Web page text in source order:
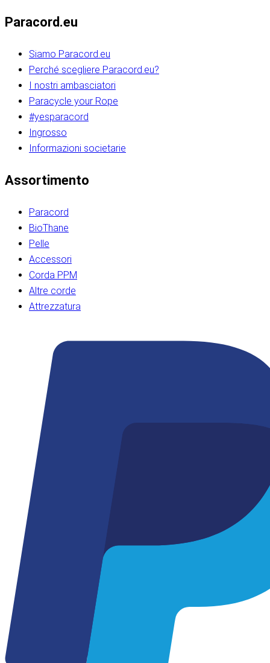
Paracord.eu
Siamo Paracord.eu
Perché scegliere Paracord.eu?
I nostri ambasciatori
Paracycle your Rope
#yesparacord
Ingrosso
Informazioni societarie​​​​‌ ‍ ​‍​‍‌‍ ‌ ​‍‌‍‍‌‌‍‌ ‌‍‍‌‌‍ ‍​‍​‍​ ‍‍​‍​‍‌ ​ ‌‍​‌‌‍ ‍‌‍‍‌‌ ‌​‌ ‍‌​‍ ‍‌‍‍‌‌‍ ​‍​‍​‍ ​​‍​‍‌‍‍​‌ ​‍‌‍‌‌‌‍‌‍​‍​‍​ ‍‍​‍​‍‌‍‍​‌ ‌​‌ ‌​‌ ​​‌ ​ ​ ‍‍​‍ ​‍ ‌ ​​‌‍​‌‌ ​‍‌‍​‌‌‍​ ‌‍ ‌ ​‍‌‍‌​​‍ ‍‌ ​ ‌‍​‌‌‍ ‍‌‍‍‌‌ ‌​‌ ‍‌​‍ ‍‌ ​ ‌ ‌​‌ ‌‌‌‍‌​‌‍‍‌‌‍ ​‍ ‌‍‍‌‌‍ ‍‌ ‌​‌‍‌‌‌‍ ‍‌ ‌​​‍ ‌‍‌‌‌‍‌​‌‍‍‌‌ ‌​​‍ ‌‍ ‌‌‍ ‌‍‌​‌‍‌‌​ ‌‌ ​​‌ ​‍‌‍‌‌‌ ​ ‌‍‌‌‌‍ ‍‌ ‌​‌‍​‌‌ ‌​‌‍‍‌‌‍ ‌‍ ‍​ ‍ ‌‍‍‌‌‍‌​​ ‌‌‍‌‍‌‍ ‌‍ ‌ ‌​‌‍‌‌‌ ​‍​‍ ‌‌‍​‍‌ ​‍‌‍​‌‌‍ ‍‌‍‌​​‍ ‌‌‍‍‌‌‍ ‌‌ ​​‌ ​‍‌‍‍‌‌‍ ‍‌ ‌​​ ‍ ‌ ‌​‌ ‍‌‌ ​​‌‍‌‌​ ‌‌ ‌​‌ ​‍‌‍​‌‌‍ ‍‌ ​ ‌‍ ​‌‍​‌‌ ‌​‌‍‌‌‌‍‌​​‍ ‌‌‍ ‌‌‍‌‌‌ ​ ‌ ​ ‌‍​‌‌‍‌ ‌‍‌‌​ ‍ ‌ ​​‌‍​‌‌ ‌​‌‍‍​​ ‌‌ ‌‍‌‍​‌‌‍ ​‌ ‌‌‌‍‌‌​‍ ‍‌‍‍‌‌ ‌​‌‌ ‌​‍‌‌‌‌​​ ‌‍​‍‌‍​‌‌ ​ ‌‍‌‌‌‌‌‌‌ ​‍‌‍ ​​ ‌‌‍‍​‌ ‌​‌ ‌​‌ ​​‌ ​ ​‍‌‌​ ​ ‌​​‌​‍‌‌​ ​‍‌​‌‍​‍‌‌​ ​‍‌​‌‍‌ ​​‌‍​‌‌ ​‍‌‍​‌‌‍​ ‌‍ ‌ ​‍‌‍‌​​‍ ‍‌ ​ ‌‍​‌‌‍ ‍‌‍‍‌‌ ‌​‌ ‍‌​‍ ‍‌ ​ ‌ ‌​‌ ‌‌‌‍‌​‌‍‍‌‌‍ ​‍‌‍‌‍‍‌‌‍‌​​ ‌‌‍‌‍‌‍ ‌‍ ‌ ‌​‌‍‌‌‌ ​‍​‍ ‌‌‍​‍‌ ​‍‌‍​‌‌‍ ‍‌‍‌​​‍ ‌‌‍‍‌‌‍ ‌‌ ​​‌ ​‍‌‍‍‌‌‍ ‍‌ ‌​​‍‌‍‌ ‌​‌ ‍‌‌ ​​‌‍‌‌​ ‌‌ ‌​‌ ​‍‌‍​‌‌‍ ‍‌ ​ ‌‍ ​‌‍​‌‌ ‌​‌‍‌‌‌‍‌​​‍ ‌‌‍ ‌‌‍‌‌‌ ​ ‌ ​ ‌‍​‌‌‍‌ ‌‍‌‌​‍‌‍‌ ​​‌‍​‌‌ ‌​‌‍‍​​ ‌‌ ‌‍‌‍​‌‌‍ ​‌ ‌‌‌‍‌‌​‍ ‍‌‍‍‌‌ ‌​‌‌ ‌​‍‌‌‌‌​​‍‌‍‌ ​​‌‍‌‌‌ ​‍‌ ​ ‌ ​​‌‍‌‌‌‍​ ‌ ‌​‌‍‍‌‌ ‌‍‌‍‌‌​ ‌‌ ​​‌ ‌‌‌‍​‍‌‍ ​‌‍‍‌‌ ​ ‌‍‍​‌‍‌‌‌‍‌​​‍​‍‌ ‌​​​​‌ ‍ ​‍​‍‌‍ ‌ ​‍‌‍‍‌‌‍‌ ‌‍‍‌‌‍ ‍​‍​‍​ ‍‍​‍​‍‌ ​ ‌‍​‌‌‍ ‍‌‍‍‌‌ ‌​‌ ‍‌​‍ ‍‌‍‍‌‌‍ ​‍​‍​‍ ​​‍​‍‌‍‍​‌ ​‍‌‍‌‌‌‍‌‍​‍​‍​ ‍‍​‍​‍‌‍‍​‌ ‌​‌ ‌​‌ ​​‌ ​ ​ ‍‍​‍ ​‍ ‌ ​​‌‍​‌‌ ​‍‌‍​‌‌‍​ ‌‍ ‌ ​‍‌‍‌​​‍ ‍‌ ​ ‌‍​‌‌‍ ‍‌‍‍‌‌ ‌​‌ ‍‌​‍ ‍‌ ​ ‌ ‌​‌ ‌‌‌‍‌​‌‍‍‌‌‍ ​‍ ‌‍‍‌‌‍ ‍‌ ‌​‌‍‌‌‌‍ ‍‌ ‌​​‍ ‌‍‌‌‌‍‌​‌‍‍‌‌ ‌​​‍ ‌‍ ‌‌‍ ‌‍‌​‌‍‌‌​ ‌‌ ​​‌ ​‍‌‍‌‌‌ ​ ‌‍‌‌‌‍ ‍‌ ‌​‌‍​‌‌ ‌​‌‍‍‌‌‍ ‌‍ ‍​ ‍ ‌‍‍‌‌‍‌​​ ‌‌‍‌‍‌‍ ‌‍ ‌ ‌​‌‍‌‌‌ ​‍​‍ ‌‌‍​‍‌ ​‍‌‍​‌‌‍ ‍‌‍‌​​‍ ‌‌‍‍‌‌‍ ‌‌ ​​‌ ​‍‌‍‍‌‌‍ ‍‌ ‌​​ ‍ ‌ ‌​‌ ‍‌‌ ​​‌‍‌‌​ ‌‌ ‌​‌ ​‍‌‍​‌‌‍ ‍‌ ​ ‌‍ ​‌‍​‌‌ ‌​‌‍‌‌‌‍‌​​‍ ‌‌‍ ‌‌‍‌‌‌ ​ ‌ ​ ‌‍​‌‌‍‌ ‌‍‌‌​ ‍ ‌ ​​‌‍​‌‌ ‌​‌‍‍​​ ‌‌ ‌‍‌‍​‌‌‍ ​‌ ‌‌‌‍‌‌​‍ ‍‌‍‍‌‌ ‌​‌‌ ‌​‍‌‌‌‌​​ ‌‍​‍‌‍​‌‌ ​ ‌‍‌‌‌‌‌‌‌ ​‍‌‍ ​​ ‌‌‍‍​‌ ‌​‌ ‌​‌ ​​‌ ​ ​‍‌‌​ ​ ‌​​‌​‍‌‌​ ​‍‌​‌‍​‍‌‌​ ​‍‌​‌‍‌ ​​‌‍​‌‌ ​‍‌‍​‌‌‍​ ‌‍ ‌ ​‍‌‍‌​​‍ ‍‌ ​ ‌‍​‌‌‍ ‍‌‍‍‌‌ ‌​‌ ‍‌​‍ ‍‌ ​ ‌ ‌​‌ ‌‌‌‍‌​‌‍‍‌‌‍ ​‍‌‍‌‍‍‌‌‍‌​​ ‌‌‍‌‍‌‍ ‌‍ ‌ ‌​‌‍‌‌‌ ​‍​‍ ‌‌‍​‍‌ ​‍‌‍​‌‌‍ ‍‌‍‌​​‍ ‌‌‍‍‌‌‍ ‌‌ ​​‌ ​‍‌‍‍‌‌‍ ‍‌ ‌​​‍‌‍‌ ‌​‌ ‍‌‌ ​​‌‍‌‌​ ‌‌ ‌​‌ ​‍‌‍​‌‌‍ ‍‌ ​ ‌‍ ​‌‍​‌‌ ‌​‌‍‌‌‌‍‌​​‍ ‌‌‍ ‌‌‍‌‌‌ ​ ‌ ​ ‌‍​‌‌‍‌ ‌‍‌‌​‍‌‍‌ ​​‌‍​‌‌ ‌​‌‍‍​​ ‌‌ ‌‍‌‍​‌‌‍ ​‌ ‌‌‌‍‌‌​‍ ‍‌‍‍‌‌ ‌​‌‌ ‌​‍‌‌‌‌​​‍‌‍‌ ​​‌‍‌‌‌ ​‍‌ ​ ‌ ​​‌‍‌‌‌‍​ ‌ ‌​‌‍‍‌‌ ‌‍‌‍‌‌​ ‌‌ ​​‌ ‌‌‌‍​‍‌‍ ​‌‍‍‌‌ ​ ‌‍‍​‌‍‌‌‌‍‌​​‍​‍‌ ‌
Assortimento
Paracord
BioThane
Pelle
Accessori
Corda PPM
Altre corde
Attrezzatura